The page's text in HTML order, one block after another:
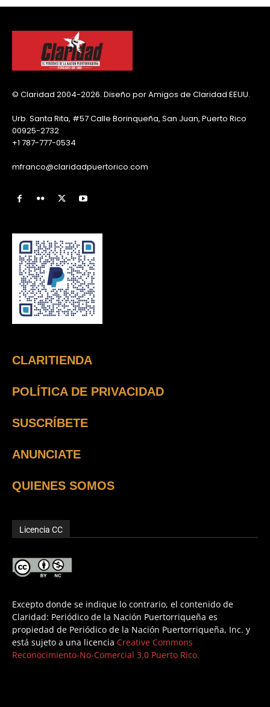
© Claridad 2004-2026. Diseño por Amigos de Claridad EEUU.
Urb. Santa Rita, #57 Calle Borinqueña, San Juan, Puerto Rico
00925-2732
+1 787-777-0534
mfranco@claridadpuertorico.com
CLARITIENDA
POLÍTICA DE PRIVACIDAD
SUSCRÍBETE
ANUNCIATE
QUIENES SOMOS
Licencia CC
Excepto donde se indique lo contrario, el contenido de
Claridad: Periódico de la Nación Puertorriqueña es
propiedad de Periódico de la Nación Puertorriqueña, Inc. y
está sujeto a una licencia Creative Commons
Reconocimiento-No-Comercial 3.0 Puerto Rico.